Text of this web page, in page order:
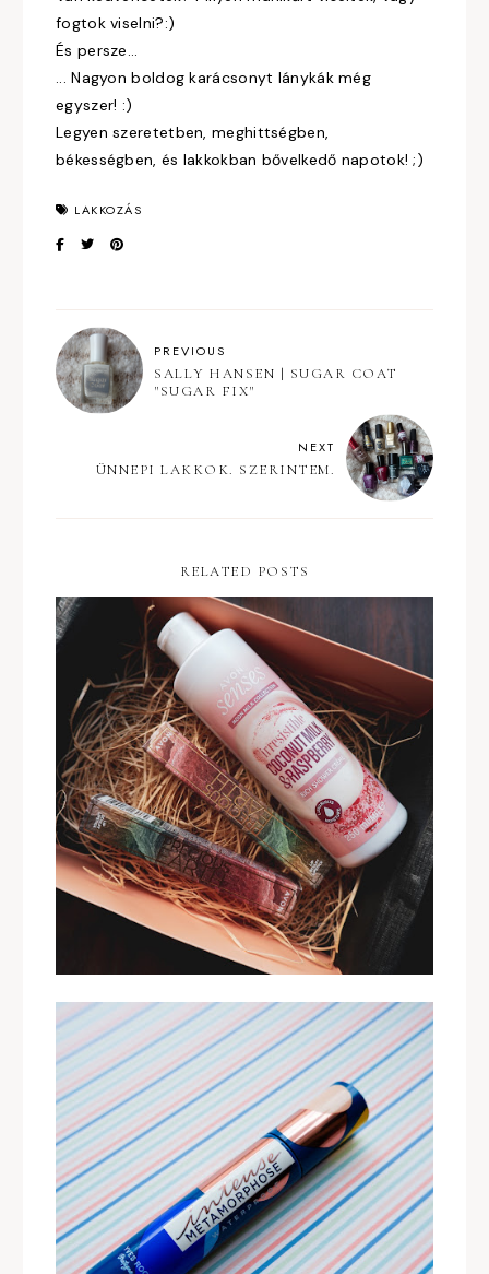
fogtok viselni?:)
És persze...
... Nagyon boldog karácsonyt lánykák még
egyszer! :)
Legyen szeretetben, meghittségben,
békességben, és lakkokban bővelkedő napotok! ;)
LAKKOZÁS
PREVIOUS
SALLY HANSEN | SUGAR COAT
"SUGAR FIX"
NEXT
ÜNNEPI LAKKOK. SZERINTEM.
RELATED POSTS